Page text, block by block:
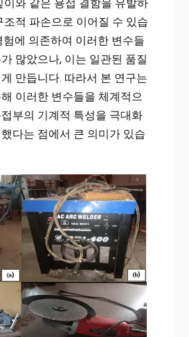
이와 같은 용접 결함을 유발하
조적 파손으로 이어질 수 있습
험에 의존하여 이러한 변수들
많았으나, 이는 일관된 품질
만듭니다. 따라서 본 연구는
이러한 변수들을 체계적으
부의 기계적 특성을 극대화
다는 점에서 큰 의미가 있습